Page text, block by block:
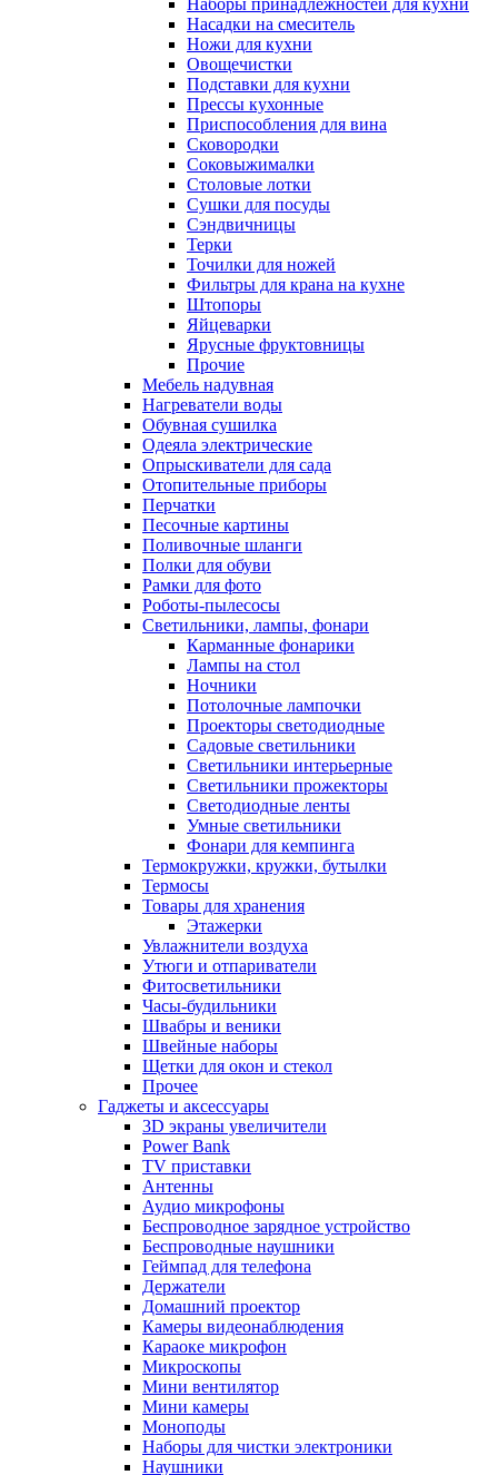
Наборы принадлежностей для кухни
Насадки на смеситель
Ножи для кухни
Овощечистки
Подставки для кухни
Прессы кухонные
Приспособления для вина
Сковородки
Соковыжималки
Столовые лотки
Сушки для посуды
Сэндвичницы
Терки
Точилки для ножей
Фильтры для крана на кухне
Штопоры
Яйцеварки
Ярусные фруктовницы
Прочие
Мебель надувная
Нагреватели воды
Обувная сушилка
Одеяла электрические
Опрыскиватели для сада
Отопительные приборы
Перчатки
Песочные картины
Поливочные шланги
Полки для обуви
Рамки для фото
Роботы-пылесосы
Светильники, лампы, фонари
Карманные фонарики
Лампы на стол
Ночники
Потолочные лампочки
Проекторы светодиодные
Садовые светильники
Светильники интерьерные
Светильники прожекторы
Светодиодные ленты
Умные светильники
Фонари для кемпинга
Термокружки, кружки, бутылки
Термосы
Товары для хранения
Этажерки
Увлажнители воздуха
Утюги и отпариватели
Фитосветильники
Часы-будильники
Швабры и веники
Швейные наборы
Щетки для окон и стекол
Прочее
Гаджеты и аксессуары
3D экраны увеличители
Power Bank
TV приставки
Антенны
Аудио микрофоны
Беспроводное зарядное устройство
Беспроводные наушники
Геймпад для телефона
Держатели
Домашний проектор
Камеры видеонаблюдения
Караоке микрофон
Микроскопы
Мини вентилятор
Мини камеры
Моноподы
Наборы для чистки электроники
Наушники